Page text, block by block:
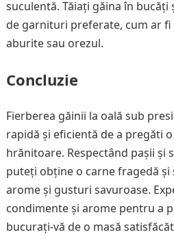
suculentă. Tăiați găina în bucăți
de garnituri preferate, cum ar
aburite sau orezul.
Concluzie
Fierberea găinii la oală sub
rapidă și eficientă de a pregăti
hrănitoare. Respectând pașii și
puteți obține o carne fragedă și
arome și gusturi savuroase.
condimente și arome pentru a
bucurați-vă de o masă